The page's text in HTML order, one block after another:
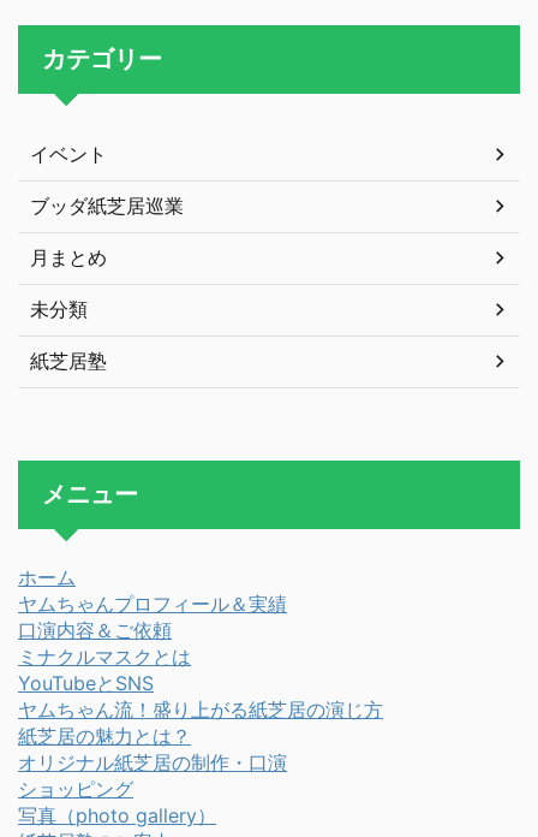
カテゴリー
イベント
ブッダ紙芝居巡業
月まとめ
未分類
紙芝居塾
メニュー
ホーム
ヤムちゃんプロフィール＆実績
口演内容＆ご依頼
ミナクルマスクとは
YouTubeとSNS
ヤムちゃん流！盛り上がる紙芝居の演じ方
紙芝居の魅力とは？
オリジナル紙芝居の制作・口演
ショッピング
写真 （photo gallery）